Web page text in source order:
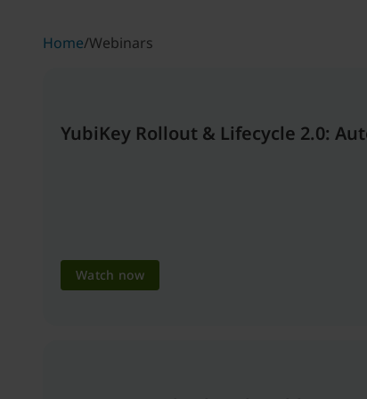
Home/Webinars
YubiKey Rollout & Lifecycle 2.0:
Watch now